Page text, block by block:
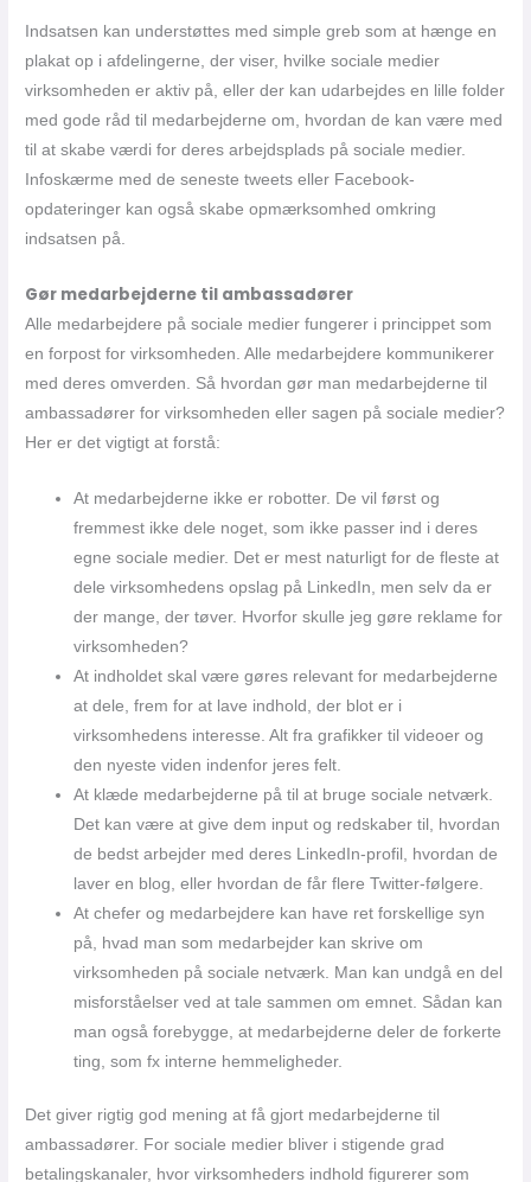
Indsatsen kan understøttes med simple greb som at hænge en
plakat op i afdelingerne, der viser, hvilke sociale medier
virksomheden er aktiv på, eller der kan udarbejdes en lille folder
med gode råd til medarbejderne om, hvordan de kan være med
til at skabe værdi for deres arbejdsplads på sociale medier.
Infoskærme med de seneste tweets eller Facebook-
opdateringer kan også skabe opmærksomhed omkring
indsatsen på.
Gør medarbejderne til ambassadører
Alle medarbejdere på sociale medier fungerer i princippet som
en forpost for virksomheden. Alle medarbejdere kommunikerer
med deres omverden. Så hvordan gør man medarbejderne til
ambassadører for virksomheden eller sagen på sociale medier?
Her er det vigtigt at forstå:
At medarbejderne ikke er robotter. De vil først og
fremmest ikke dele noget, som ikke passer ind i deres
egne sociale medier. Det er mest naturligt for de fleste at
dele virksomhedens opslag på LinkedIn, men selv da er
der mange, der tøver. Hvorfor skulle jeg gøre reklame for
virksomheden?
At indholdet skal være gøres relevant for medarbejderne
at dele, frem for at lave indhold, der blot er i
virksomhedens interesse. Alt fra grafikker til videoer og
den nyeste viden indenfor jeres felt.
At klæde medarbejderne på til at bruge sociale netværk.
Det kan være at give dem input og redskaber til, hvordan
de bedst arbejder med deres LinkedIn-profil, hvordan de
laver en blog, eller hvordan de får flere Twitter-følgere.
At chefer og medarbejdere kan have ret forskellige syn
på, hvad man som medarbejder kan skrive om
virksomheden på sociale netværk. Man kan undgå en del
misforståelser ved at tale sammen om emnet. Sådan kan
man også forebygge, at medarbejderne deler de forkerte
ting, som fx interne hemmeligheder.
Det giver rigtig god mening at få gjort medarbejderne til
ambassadører. For sociale medier bliver i stigende grad
betalingskanaler, hvor virksomheders indhold figurerer som